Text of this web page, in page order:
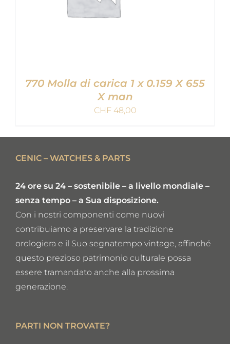
AGGIUNGI AL CARRELLO
/
770 Molla di carica 1 x 0.159 X 655
X man
CHF48,00
CENIC – WATCHES & PARTS
24 ore su 24 – sostenibile – a livello mondiale –
senza tempo – a Sua disposizione.
Con i nostri componenti come nuovi
contribuiamo a preservare la tradizione
orologiera e il Suo segnatempo vintage, affinché
questo prezioso patrimonio culturale possa
essere tramandato anche alla prossima
generazione.
PARTI NON TROVATE?